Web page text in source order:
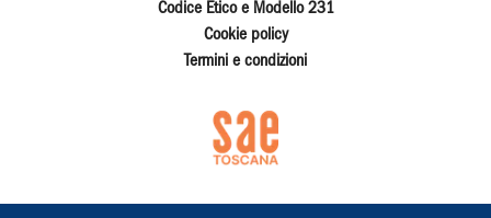
Codice Etico e Modello 231
Cookie policy
Termini e condizioni